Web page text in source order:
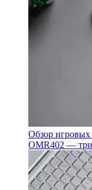
Обзор
OMR402 —